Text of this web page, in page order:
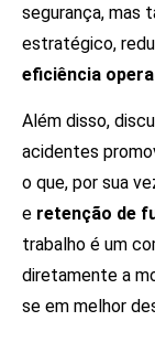
segurança, mas
estratégico,
eficiência
Além disso,
acidentes
o que, por sua
e retenção de
trabalho é um
diretamente a
se em melhor